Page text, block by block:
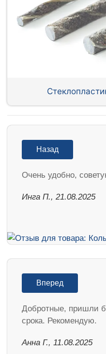
Назад
Очень удобно,
Инга П., 21.08.2025
Вперед
Добротные, пришли
срока. Рекомендую.
Анна Г., 11.08.2025